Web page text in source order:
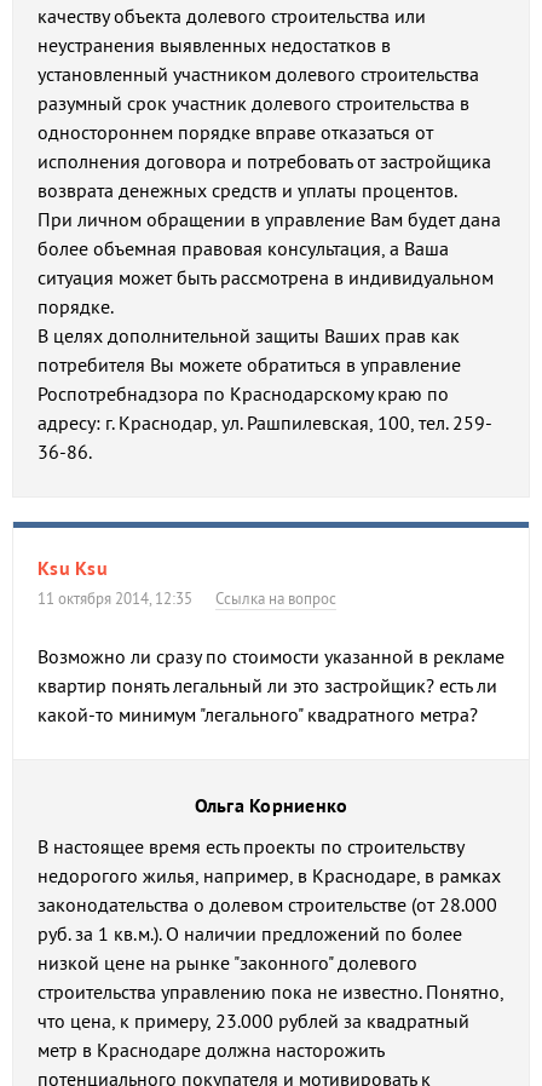
качеству объекта долевого строительства или
неустранения выявленных недостатков в
установленный участником долевого строительства
разумный срок участник долевого строительства в
одностороннем порядке вправе отказаться от
исполнения договора и потребовать от застройщика
возврата денежных средств и уплаты процентов.
При личном обращении в управление Вам будет дана
более объемная правовая консультация, а Ваша
ситуация может быть рассмотрена в индивидуальном
порядке.
В целях дополнительной защиты Ваших прав как
потребителя Вы можете обратиться в управление
Роспотребнадзора по Краснодарскому краю по
адресу: г. Краснодар, ул. Рашпилевская, 100, тел. 259-
36-86.
Ksu Ksu
11 октября 2014, 12:35 Ссылка на вопрос
Возможно ли сразу по стоимости указанной в рекламе
квартир понять легальный ли это застройщик? есть ли
какой-то минимум "легального" квадратного метра?
Ольга Корниенко
В настоящее время есть проекты по строительству
недорогого жилья, например, в Краснодаре, в рамках
законодательства о долевом строительстве (от 28.000
руб. за 1 кв.м.). О наличии предложений по более
низкой цене на рынке "законного" долевого
строительства управлению пока не известно. Понятно,
что цена, к примеру, 23.000 рублей за квадратный
метр в Краснодаре должна насторожить
потенциального покупателя и мотивировать к